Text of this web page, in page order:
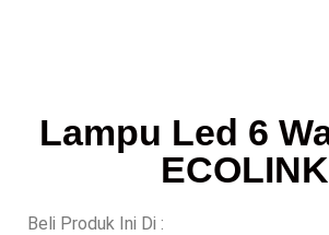
Lampu Led 6
ECOLINK
Beli Produk Ini Di :